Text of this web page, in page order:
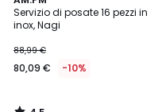
Servizio di posate 16 pezzi in
inox, Nagi
88,99 €
80,09 € -10%
/ 5